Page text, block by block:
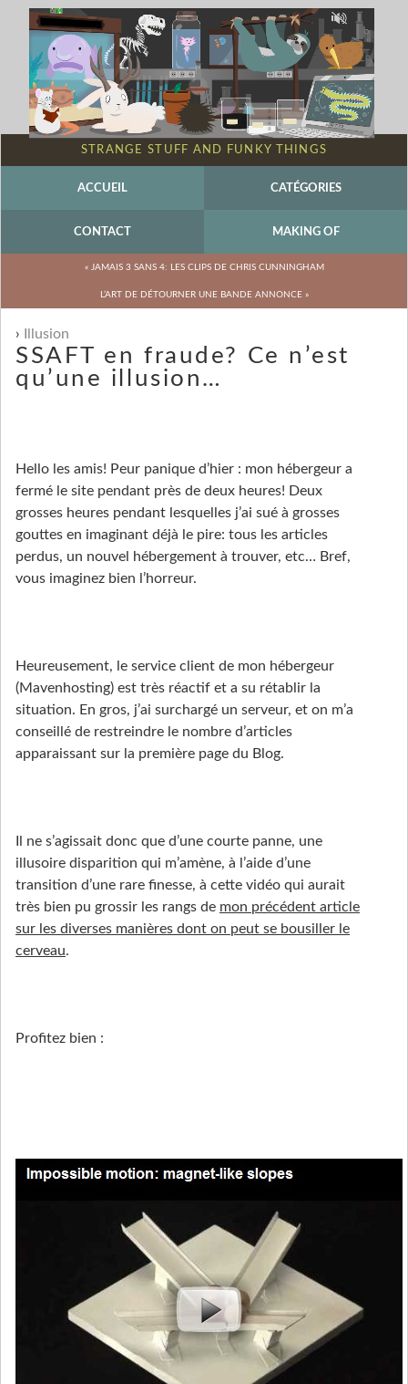
STRANGE STUFF AND FUNKY THINGS
ACCUEIL CATÉGORIES
CONTACT MAKING OF
« JAMAIS 3 SANS 4: LES CLIPS DE CHRIS CUNNINGHAM
L’ART DE DÉTOURNER UNE BANDE ANNONCE »
Illusion
SSAFT en fraude? Ce n’est
qu’une illusion…
Hello les amis! Peur panique d’hier : mon hébergeur a
fermé le site pendant près de deux heures! Deux
grosses heures pendant lesquelles j’ai sué à grosses
gouttes en imaginant déjà le pire: tous les articles
perdus, un nouvel hébergement à trouver, etc… Bref,
vous imaginez bien l’horreur.
Heureusement, le service client de mon hébergeur
(Mavenhosting) est très réactif et a su rétablir la
situation. En gros, j’ai surchargé un serveur, et on m’a
conseillé de restreindre le nombre d’articles
apparaissant sur la première page du Blog.
Il ne s’agissait donc que d’une courte panne, une
illusoire disparition qui m’amène, à l’aide d’une
transition d’une rare finesse, à cette vidéo qui aurait
très bien pu grossir les rangs de mon précédent article
sur les diverses manières dont on peut se bousiller le
cerveau.
Profitez bien :